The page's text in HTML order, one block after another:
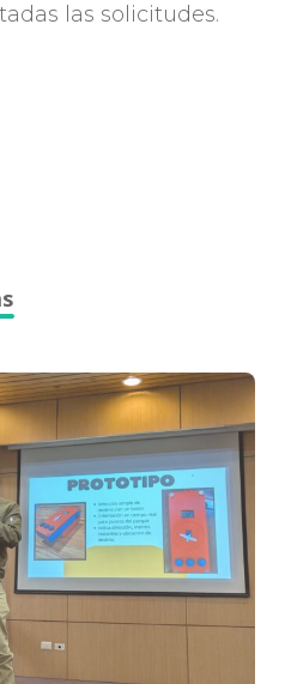
las solicitudes.